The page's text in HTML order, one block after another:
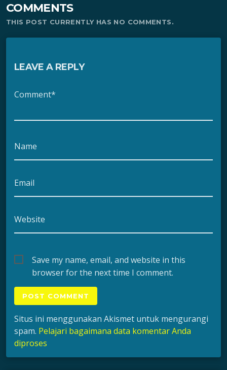
COMMENTS
THIS POST CURRENTLY HAS NO COMMENTS.
LEAVE A REPLY
Comment*
Name
Email
Website
Save my name, email, and website in this
browser for the next time I comment.
Situs ini menggunakan Akismet untuk mengurangi
spam. Pelajari bagaimana data komentar Anda
diproses